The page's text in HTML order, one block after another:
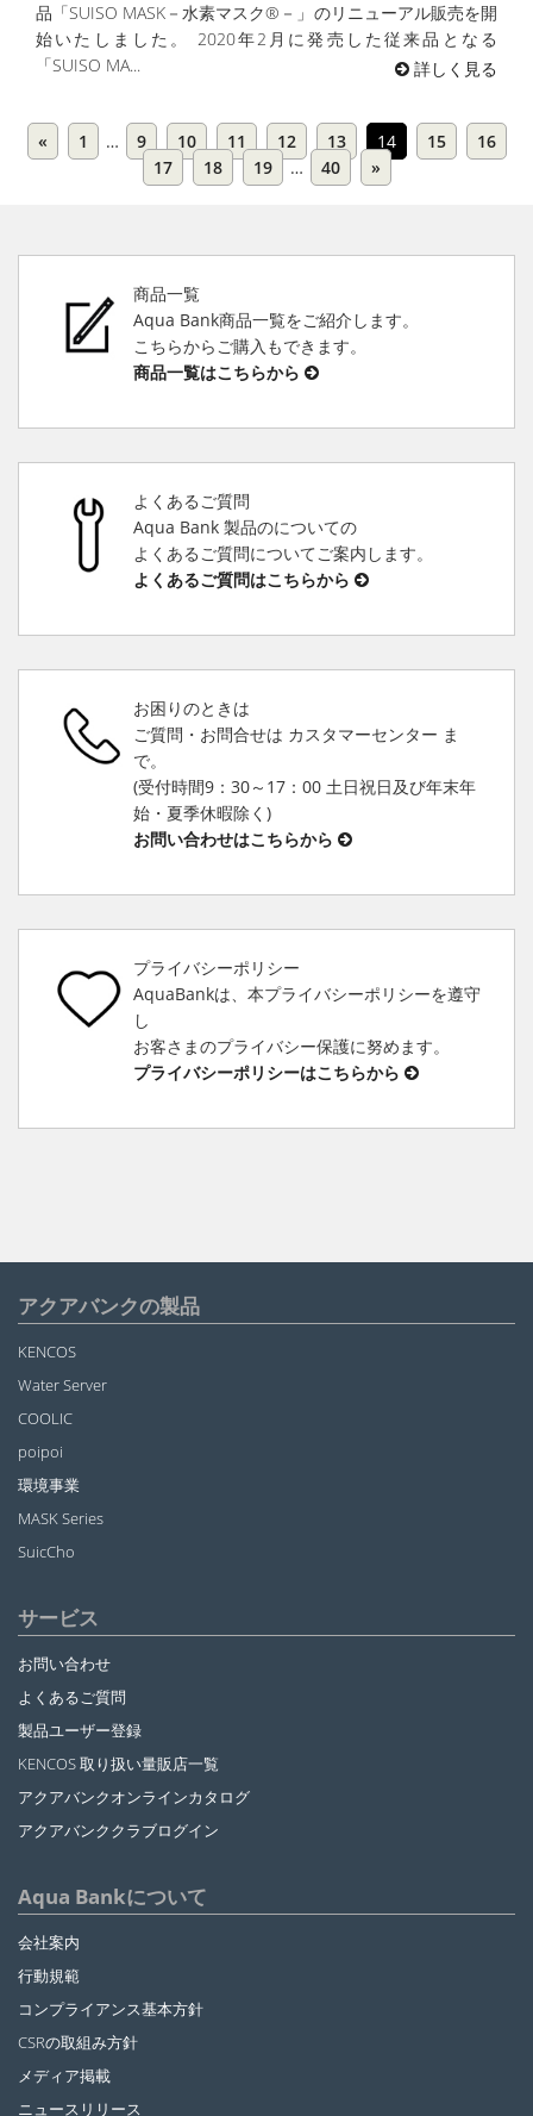
品「SUISO MASK－水素マスク®－」のリニューアル販売を開
始いたしました。 2020年2月に発売した従来品となる
「SUISO MA...
詳しく見る
« 1 … 9 10 11 12 13 14 15
16
17
18 19 … 40 »
商品一覧
Aqua Bank商品一覧をご紹介します。
こちらからご購入もできます。
商品一覧はこちらから
よくあるご質問
Aqua Bank 製品のについての
よくあるご質問についてご案内します。
よくあるご質問はこちらから
お困りのときは
ご質問・お問合せは カスタマーセンター ま
で。
(受付時間9：30～17：00 土日祝日及び年末年
始・夏季休暇除く)
お問い合わせはこちらから
プライバシーポリシー
AquaBankは、本プライバシーポリシーを遵守
し
お客さまのプライバシー保護に努めます。
プライバシーポリシーはこちらから
アクアバンクの製品
KENCOS
Water Server
COOLIC
poipoi
環境事業
MASK Series
SuicCho
サービス
お問い合わせ
よくあるご質問
製品ユーザー登録
KENCOS 取り扱い量販店一覧
アクアバンクオンラインカタログ
アクアバンククラブログイン
Aqua Bankについて
会社案内
行動規範
コンプライアンス基本方針
CSRの取組み方針
メディア掲載
ニュースリリース